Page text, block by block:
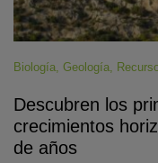
Biología, Geología,
Descubren los
crecimientos
de años